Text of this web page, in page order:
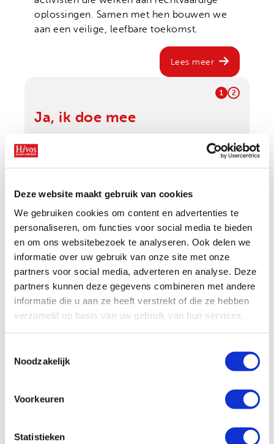
Deze website maakt gebruik van cookies
We gebruiken cookies om content en advertenties te
personaliseren, om functies voor social media te bieden
en om ons websitebezoek te analyseren. Ook delen we
informatie over uw gebruik van onze site met onze
partners voor social media, adverteren en analyse. Deze
partners kunnen deze gegevens combineren met andere
informatie die u aan ze heeft verstrekt of die ze hebben
verzameld op basis van uw gebruik van hun services.
Noodzakelijk
Voorkeuren
Statistieken
oplossingen. Samen met hen bouwen we
aan een veilige, leefbare toekomst.
Lees meer
1 2
Ja, ik doe mee
Met jouw donatie steun je moedige mensen
die opkomen voor klimaatrechtvaardigheid.
Maandelijks Eenmalig
Kies een bedrag*
Rekeningnummer (IBAN)
steun?
Noodfonds voor activisten
Onze successen
Jaarverslag